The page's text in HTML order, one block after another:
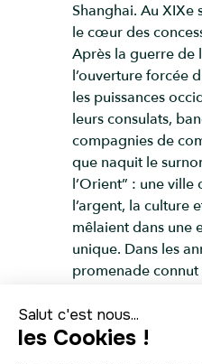
Shanghai. Au XIXe
le cœur des
Après la guerre de
l’ouverture forcée
les puissances
leurs consulats,
compagnies de
que naquit le
l’Orient” : une
l’argent, la culture
mêlaient dans une
unique. Dans les
promenade connut
monumentales du
Art déco, comme la